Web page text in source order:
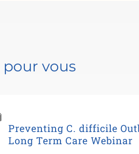
pour vous
Preventing C. difficile
Long Term Care Webinar